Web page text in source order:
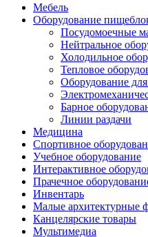
Мебель
Оборудование
Посудомоечные
Нейтральное
Холодильное
Тепловое
Оборудование
Барное
Линии раздачи
Медицина
Спортивное
Учебное оборудование
Интерактивное
Прачечное
Инвентарь
Малые архитектурные
Канцелярские товары
Мультимедиа